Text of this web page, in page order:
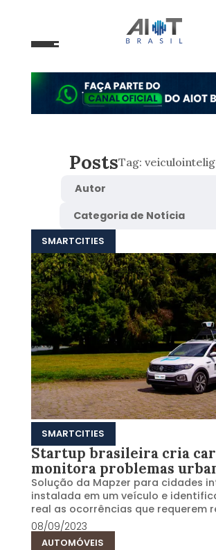
PostsTag:
SMARTCITIES
SMARTCITIES
Startup brasileira cria
monitora problemas
Solução da Mapzer para cidades
instalada em um veículo e
real as ocorrências que requerem
08/09/2023
AUTOMÓVEIS